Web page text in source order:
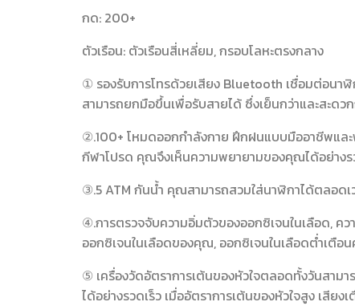
กด: 200+
ตัวเรือน: ตัวเรือนสี่เหลี่ยม, กรอบโลหะตรงกลาง
① รองรับการโทรด้วยเสียง Bluetooth เชื่อมต่อนา
สามารถยกมือขึ้นเพื่อรับสายได้ ซึ่งเย็นกว่าและสะดว
②.100+ โหมดออกกำลังกาย ฝึกฝนแบบมืออาชีพและ
กีฬาโปรด คุณจึงเห็นความพยายามของคุณได้อย่างร
③.5 ATM กันน้ำ คุณสามารถสวมใส่นาฬิกาได้ตลอด
④.การตรวจจับความอิ่มตัวของออกซิเจนในเลือด, ค
ออกซิเจนในเลือดของคุณ, ออกซิเจนในเลือดต่ำเตื
⑤ เครื่องวัดอัตราการเต้นของหัวใจตลอดทั้งวันสาม
ได้อย่างรวดเร็ว เมื่ออัตราการเต้นของหัวใจสูง เสี